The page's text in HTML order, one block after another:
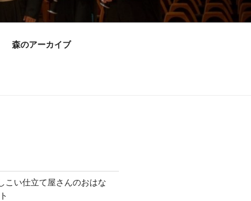
森のアーカイブ
こい仕立て屋さんのおはな